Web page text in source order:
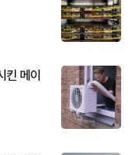
킨 메이